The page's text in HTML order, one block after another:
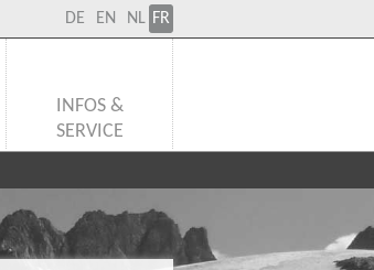
DE EN FR
NL
INFOS &
SERVICE